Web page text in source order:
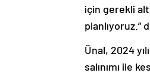
için gerekli
planlıyoruz.”
Ünal, 2024
salınımı ile